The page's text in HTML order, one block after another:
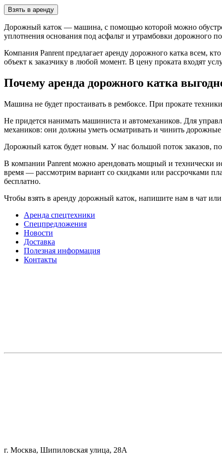
Взять в аренду
Дорожный каток — машина, с помощью которой можно
уплотнения основания под асфальт и утрамбовки дорожного
Компания Panrent предлагает аренду дорожного катка всем,
объект к заказчику в любой момент. В цену проката входят
Почему аренда дорожного катка
Машина не будет простаивать в рембоксе. При прокате
Не придется нанимать машиниста и автомехаников. Для
механиков: они должны уметь осматривать и чинить дорожные
Дорожный каток будет новым. У нас большой поток заказов,
В компании Panrent можно арендовать мощный и технически
время — рассмотрим вариант со скидками или рассрочками
бесплатно.
Чтобы взять в аренду дорожный каток, напишите нам в чат
Аренда спецтехники
Спецпредложения
Новости
Доставка
Полезная информация
Контакты
г. Москва, Шипиловская улица, 28А